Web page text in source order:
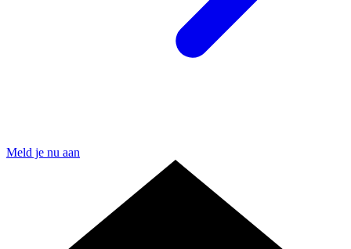
Meld je nu aan